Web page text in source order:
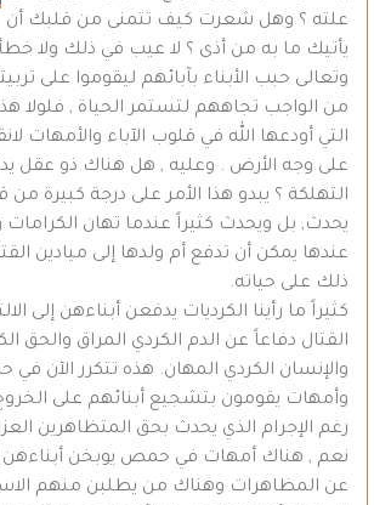
علته ؟ وهل شعرت كيف تتمنى من قلبك أن
يأتيك ما به من أذى ؟ لا عيب في ذلك ولا
وتعالى حبب الأبناء بآبائهم ليقوموا على
من الواجب تجاههم لتستمر الحياة , فلولا
التي أودعها الله في قلوب الآباء والأمهات
على وجه الأرض . وعليه , هل هناك ذو عقل
التهلكة ؟ يبدو هذا الأمر على درجة كبيرة
يحدث, بل ويحدث كثيراً عندما تهان
عندها يمكن أن تدفع أم ولدها إلى ميادين
ذلك على حياته.
كثيراً ما رأينا الكرديات يدفعن أبناءهن إلى
القتال دفاعاً عن الدم الكردي المراق والحق
والإنسان الكردي المهان. هذه تتكرر الآن
وأمهات يقومون بتشجيع أبنائهم على
رغم الإجرام الذي يحدث بحق المتظاهرين
نعم , هناك أمهات في حمص يوبخن أبناءهن
عن المظاهرات وهناك من يطلبن منهم